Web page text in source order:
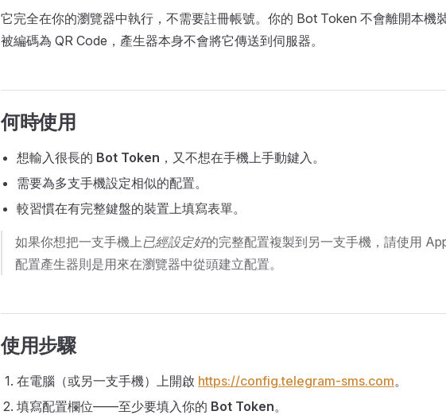
它完全在你的瀏覽器中執行，不需要註冊帳號。你的 Bot Token 不會離開本機
被編碼為 QR Code，產生器本身不會將它傳送到伺服器。
何時使用
想輸入很長的 Bot Token ，又不想在手機上手動鍵入。
需要為多支手機設定相似的配置。
較習慣在有完整鍵盤的裝置上填寫表單。
如果你想把一支手機上已經設定好的完整配置複製到另一支手機，請使用
配置產生器則是用來在瀏覽器中從頭建立配置。
使用步驟
在電腦（或另一支手機）上開啟 https://config.telegram-sms.com。
填寫配置欄位——至少要填入你的 Bot Token。